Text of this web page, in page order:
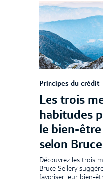
Principes du crédit
Les trois
habitudes
le bien-
selon
Découvrez les trois
Bruce Sellery
favoriser leur bien-